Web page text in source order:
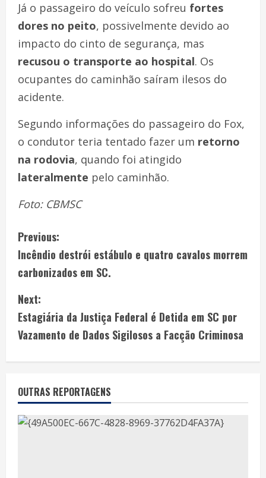
Já o passageiro do veículo sofreu fortes
dores no peito, possivelmente devido ao
impacto do cinto de segurança, mas
recusou o transporte ao hospital. Os
ocupantes do caminhão saíram ilesos do
acidente.
Segundo informações do passageiro do Fox,
o condutor teria tentado fazer um retorno
na rodovia, quando foi atingido
lateralmente pelo caminhão.
Foto: CBMSC
Previous:
Incêndio destrói estábulo e quatro cavalos morrem
carbonizados em SC.
Next:
Estagiária da Justiça Federal é Detida em SC por
Vazamento de Dados Sigilosos a Facção Criminosa
OUTRAS REPORTAGENS